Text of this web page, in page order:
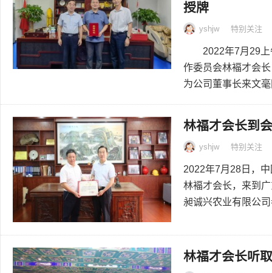
授牌
yshjw 特别关注
2022年7月29上
作委员会林褔才会
为公司董事长来文
林福才会长到
yshjw 特别关注
2022年7月28日，
林褔才会长，来到
昶诚兴农业有限公
林福才会长听